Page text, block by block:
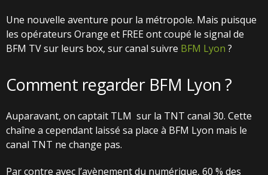
Une nouvelle aventure pour la métropole. Mais puisque
les opérateurs Orange et FREE ont coupé le signal de
BFM TV sur leurs box, sur canal suivre BFM Lyon ?
Comment regarder BFM Lyon ?
Auparavant, on captait TLM sur la TNT canal 30. Cette
chaîne a cependant laissé sa place à BFM Lyon mais le
canal TNT ne change pas.
Par contre avec l’avènement du numérique, 60 % des